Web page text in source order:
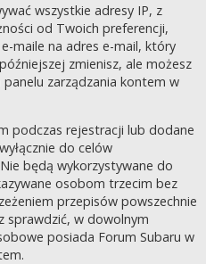
wszystkie adresy IP, z
od Twoich preferencji,
maile na adres e-mail, który
zmienisz, ale możesz
zarządzania kontem w
podczas rejestracji lub dodane
do celów
będą wykorzystywane do
osobom trzecim bez
przepisów powszechnie
sprawdzić, w dowolnym
posiada Forum Subaru w